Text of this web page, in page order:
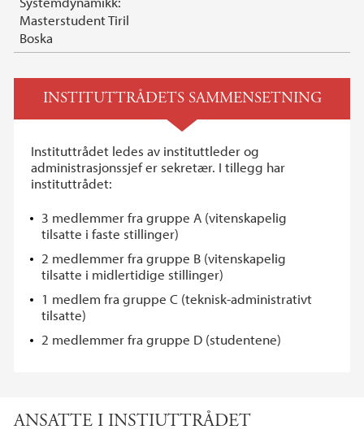
Masterstudent Tiril
Boska
INSTITUTTRÅDETS SAMMENSETNING
Instituttrådet ledes av instituttleder og
administrasjonssjef er sekretær. I tillegg har
instituttrådet:
3 medlemmer fra gruppe A (vitenskapelig
tilsatte i faste stillinger)
2 medlemmer fra gruppe B (vitenskapelig
tilsatte i midlertidige stillinger)
1 medlem fra gruppe C (teknisk-administrativt
tilsatte)
2 medlemmer fra gruppe D (studentene)
ANSATTE I INSTIUTTRÅDET